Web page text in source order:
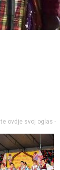
ovdje svoj oglas -